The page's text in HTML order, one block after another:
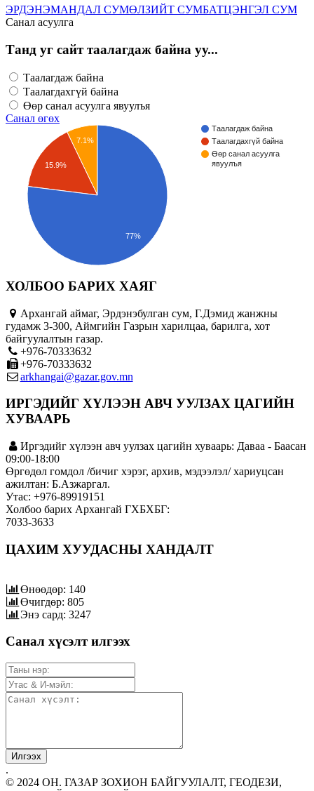
ЭРДЭНЭМАНДАЛ СУМӨЛЗИЙТ СУМБАТЦЭНГЭЛ СУМ
Санал асуулга
Танд уг сайт таалагдаж байна уу...
Таалагдаж байна
Таалагдахгүй байна
Өөр санал асуулга явуулъя
Санал өгөх
Таалагдаж байна
Таалагдахгүй байна
Өөр санал асуулга
явуулъя
7.1%
15.9%
77%
ХОЛБОО БАРИХ ХАЯГ
Архангай аймаг, Эрдэнэбулган сум, Г.Дэмид жанжны
гудамж 3-300, Аймгийн Газрын харилцаа, барилга, хот
байгуулалтын газар.
+976-70333632
+976-70333632
arkhangai@gazar.gov.mn
ИРГЭДИЙГ ХҮЛЭЭН АВЧ УУЛЗАХ ЦАГИЙН
ХУВААРЬ
Иргэдийг хүлээн авч уулзах цагийн хуваарь: Даваа - Баасан
09:00-18:00
Өргөдөл гомдол /бичиг хэрэг, архив, мэдээлэл/ хариуцсан
ажилтан: Б.Азжаргал.
Утас: +976-89919151
Холбоо барих Архангай ГХБХБГ:
7033-3633
ЦАХИМ ХУУДАСНЫ ХАНДАЛТ
Өнөөдөр: 140
Өчигдөр: 805
Энэ сард: 3247
Санал хүсэлт илгээх
.
© 2024 ОН. ГАЗАР ЗОХИОН БАЙГУУЛАЛТ, ГЕОДЕЗИ,